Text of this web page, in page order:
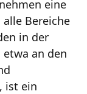
eine
Bereiche
in der
an den
ist ein